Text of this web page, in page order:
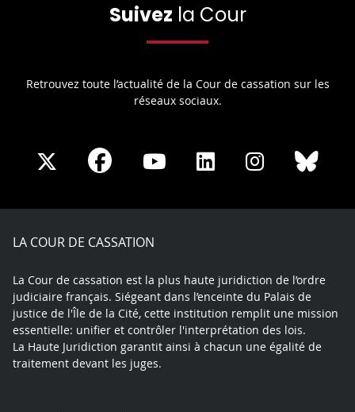
Suivez la Cour
Retrouvez toute l’actualité de la Cour de cassation sur les
réseaux sociaux.
Share
X
Share
Facebook
Share
Youtube
Share
LinkedIn
Share
Instagram
LA COUR DE CASSATION
La Cour de cassation est la plus haute juridiction de l’ordre
judiciaire français. Siégeant dans l’enceinte du Palais de
justice de l'Île de la Cité, cette institution remplit une mission
essentielle: unifier et contrôler l'interprétation des lois.
La Haute Juridiction garantit ainsi à chacun une égalité de
traitement devant les juges.